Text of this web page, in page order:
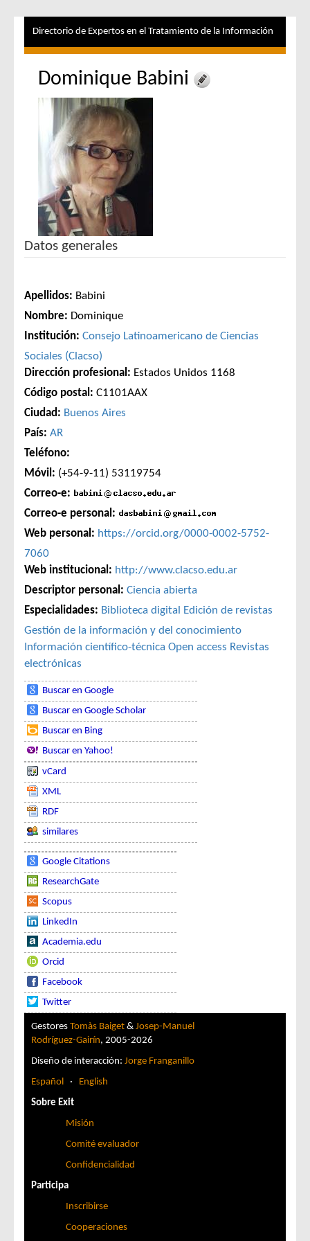
Directorio de Expertos en el Tratamiento de la Información
Dominique Babini
Datos generales
Apellidos: Babini
Nombre: Dominique
Institución: Consejo Latinoamericano de Ciencias
Sociales (Clacso)
Dirección profesional: Estados Unidos 1168
Código postal: C1101AAX
Ciudad: Buenos Aires
País: AR
Teléfono:
Móvil: (+54-9-11) 53119754
Correo-e:
Correo-e personal:
Web personal: https://orcid.org/0000-0002-5752-
7060
Web institucional: http://www.clacso.edu.ar
Descriptor personal: Ciencia abierta
Especialidades: Biblioteca digital
Edición de revistas
Gestión de la información y del conocimiento
Información científico-técnica Open access Revistas
electrónicas
Buscar en Google
Buscar en Google Scholar
Buscar en Bing
Buscar en Yahoo!
vCard
XML
RDF
similares
Google Citations
ResearchGate
Scopus
LinkedIn
Academia.edu
Orcid
Facebook
Twitter
Gestores Tomàs Baiget & Josep-Manuel
Rodríguez-Gairín, 2005-2026
Diseño de interacción: Jorge Franganillo
Español · English
Sobre Exit
Misión
Comité evaluador
Confidencialidad
Participa
Inscribirse
Cooperaciones